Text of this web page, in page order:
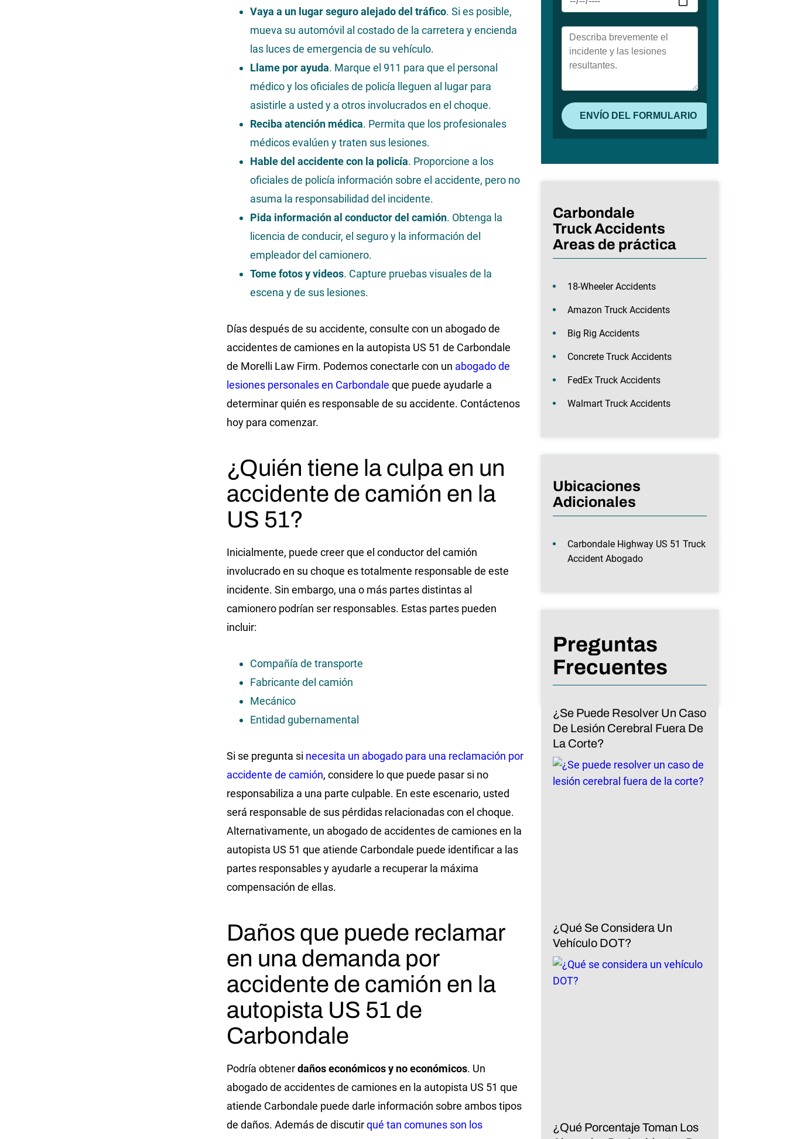
Vaya a un lugar seguro alejado del tráfico. Si es posible,
mueva su automóvil al costado de la carretera y encienda
las luces de emergencia de su vehículo.
Llame por ayuda. Marque el 911 para que el personal
médico y los oficiales de policía lleguen al lugar para
asistirle a usted y a otros involucrados en el choque.
Reciba atención médica. Permita que los profesionales
médicos evalúen y traten sus lesiones.
Hable del accidente con la policía. Proporcione a los
oficiales de policía información sobre el accidente, pero no
asuma la responsabilidad del incidente.
Pida información al conductor del camión. Obtenga la
licencia de conducir, el seguro y la información del
empleador del camionero.
Tome fotos y videos. Capture pruebas visuales de la
escena y de sus lesiones.
Días después de su accidente, consulte con un abogado de
accidentes de camiones en la autopista US 51 de Carbondale
de Morelli Law Firm. Podemos conectarle con un abogado de
lesiones personales en Carbondale que puede ayudarle a
determinar quién es responsable de su accidente. Contáctenos
hoy para comenzar.
¿Quién tiene la culpa en un
accidente de camión en la
US 51?
Inicialmente, puede creer que el conductor del camión
involucrado en su choque es totalmente responsable de este
incidente. Sin embargo, una o más partes distintas al
camionero podrían ser responsables. Estas partes pueden
incluir:
Compañía de transporte
Fabricante del camión
Mecánico
Entidad gubernamental
Si se pregunta si necesita un abogado para una reclamación por
accidente de camión, considere lo que puede pasar si no
responsabiliza a una parte culpable. En este escenario, usted
será responsable de sus pérdidas relacionadas con el choque.
Alternativamente, un abogado de accidentes de camiones en la
autopista US 51 que atiende Carbondale puede identificar a las
partes responsables y ayudarle a recuperar la máxima
compensación de ellas.
Daños que puede reclamar
en una demanda por
accidente de camión en la
autopista US 51 de
Carbondale
Podría obtenerdaños económicos y no económicos. Un
abogado de accidentes de camiones en la autopista US 51 que
atiende Carbondale puede darle información sobre ambos tipos
de daños. Además de discutirqué tan comunes son los
Carbondale
Truck Accidents
Areas de práctica
18-Wheeler Accidents
Amazon Truck Accidents
Big Rig Accidents
Concrete Truck Accidents
FedEx Truck Accidents
Walmart Truck Accidents
Ubicaciones
Adicionales
Carbondale Highway US 51 Truck
Accident Abogado
Preguntas
Frecuentes
¿Se Puede Resolver Un Caso
De Lesión Cerebral Fuera De
La Corte?
¿Qué Se Considera Un
Vehículo DOT?
¿Qué Porcentaje Toman Los